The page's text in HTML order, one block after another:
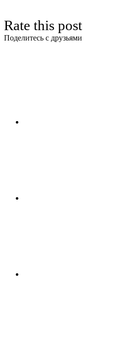
Rate this post
Поделитесь с друзьями